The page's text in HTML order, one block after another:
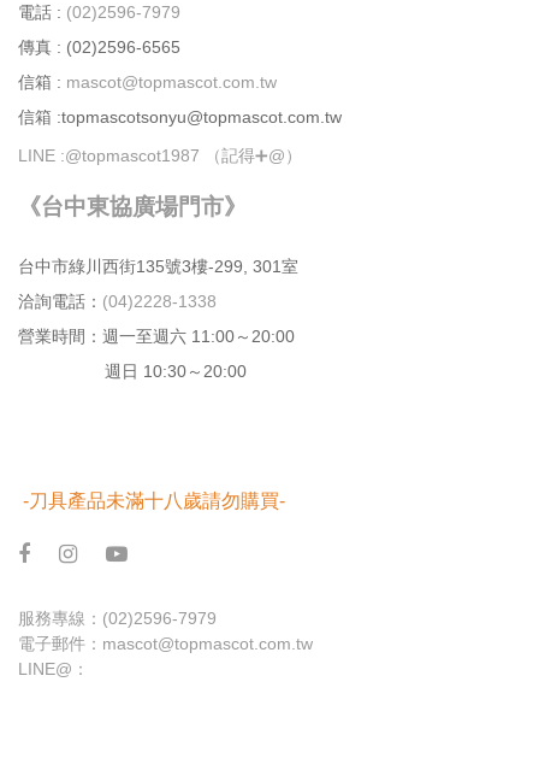
電話 : (02)2596-7979
傳真 : (02)2596-6565
信箱 : mascot@topmascot.com.tw
信箱 :topmascotsonyu@topmascot.com.tw
LINE :@topmascot1987 （記得➕@）
《台中東協廣場門市》
台中市綠川⻄街135號3樓-299, 301室
洽詢電話： (04)2228-1338
營業時間：週⼀⾄週六 11:00～20:00
週日 10:30～20:00
-刀具產品未滿十八歲請勿購買-
服務專線： (02)2596-7979
電子郵件： mascot@topmascot.com.tw
LINE@：